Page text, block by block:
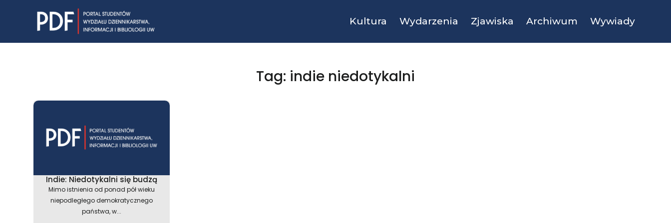
Kultura Wydarzenia Zjawiska Archiwum Wywiady
Tag: indie niedotykalni
Indie: Niedotykalni się budzą
Mimo istnienia od ponad pół wieku
niepodległego demokratycznego
państwa, w...